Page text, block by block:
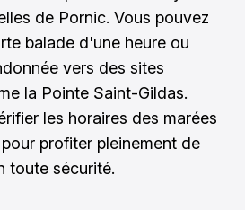
de Pornic. Vous pouvez
balade d'une heure ou
vers des sites
la Pointe Saint-Gildas.
les horaires des marées
profiter pleinement de
toute sécurité.